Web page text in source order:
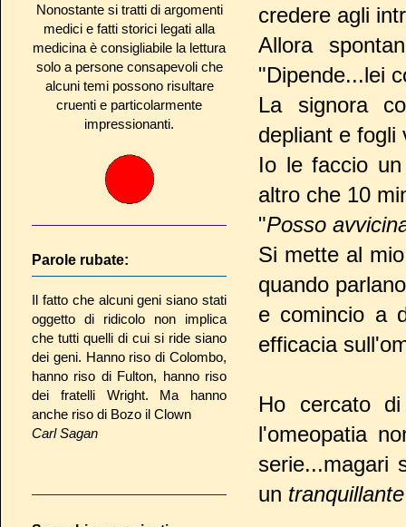
credere agli
Allora
"Dipende...lei
La signora
depliant e fogli
Io le faccio
altro che 10
"Posso
Si mette al
quando
e comincio a
efficacia
Ho cercato
l'omeopatia
serie...magari
un tranquillante
Nonostante si tratti di argomenti
medici e fatti storici legati alla
medicina è consigliabile la lettura
solo a persone consapevoli che
alcuni temi possono risultare
cruenti e particolarmente
impressionanti.
Parole rubate:
Il fatto che alcuni geni siano stati
oggetto di ridicolo non implica
che tutti quelli di cui si ride siano
dei geni. Hanno riso di Colombo,
hanno riso di Fulton, hanno riso
dei fratelli Wright. Ma hanno
anche riso di Bozo il Clown
Carl Sagan